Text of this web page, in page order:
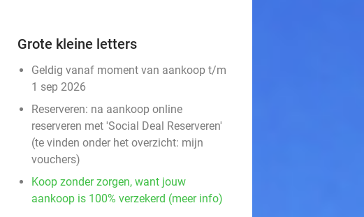
Grote kleine letters
Geldig vanaf moment van aankoop t/m
1 sep 2026
Reserveren: na aankoop online
reserveren met 'Social Deal Reserveren'
(te vinden onder het overzicht: mijn
vouchers)
Koop zonder zorgen, want jouw
aankoop is 100% verzekerd (meer info)